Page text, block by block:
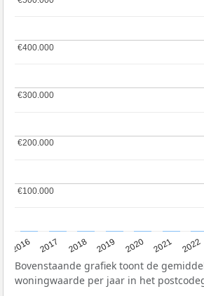
2016 2017 2018 2019 2020 2021 2022
€100.000
€100.000
€200.000
€200.000
€300.000
€300.000
€400.000
€400.000
Bovenstaande grafiek toont de
woningwaarde per jaar in het